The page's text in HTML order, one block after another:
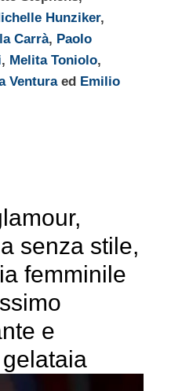
Hunziker,
Carrà, Paolo
, Melita Toniolo,
Venturaed Emilio
senza stile,
femminile
e